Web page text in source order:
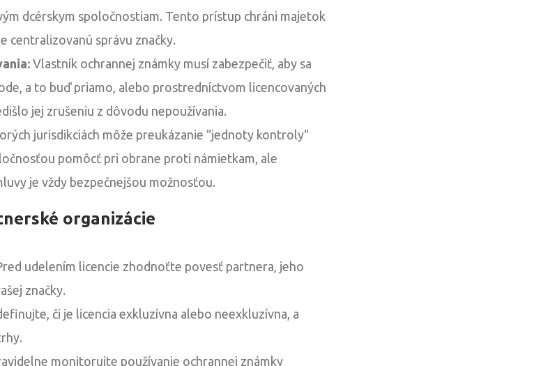
dcérskym spoločnostiam. Tento prístup chráni majetok
centralizovanú správu značky.
Vlastník ochrannej známky musí zabezpečiť, aby sa
a to buď priamo, alebo prostredníctvom licencovaných
jej zrušeniu z dôvodu nepoužívania.
jurisdikciách môže preukázanie "jednoty kontroly"
pomôcť pri obrane proti námietkam, ale
je vždy bezpečnejšou možnosťou.
organizácie
udelením licencie zhodnoťte povesť partnera, jeho
značky.
či je licencia exkluzívna alebo neexkluzívna, a
monitorujte používanie ochrannej známky